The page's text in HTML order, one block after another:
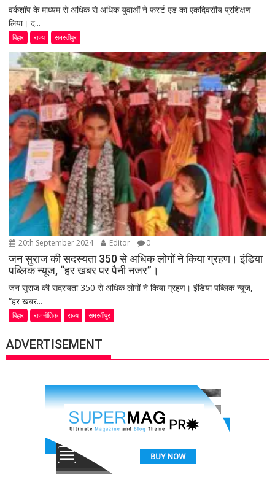
वर्कशॉप के माध्यम से अधिक से अधिक युवाओं ने फर्स्ट एड का एकदिवसीय प्रशिक्षण
लिया। द...
बिहार राज्य समस्तीपुर
20th September 2024 Editor 0
जन सुराज की सदस्यता 350 से अधिक लोगों ने किया ग्रहण। इंडिया
पब्लिक न्यूज, “हर खबर पर पैनी नजर”।
जन सुराज की सदस्यता 350 से अधिक लोगों ने किया ग्रहण। इंडिया पब्लिक न्यूज,
“हर खबर...
बिहार राजनीतिक राज्य समस्तीपुर
ADVERTISEMENT